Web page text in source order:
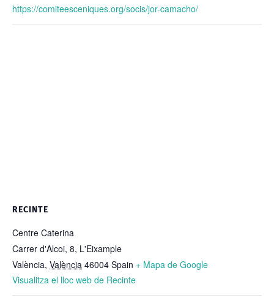
https://comiteesceniques.org/socis/jor-camacho/
RECINTE
Centre Caterina
Carrer d'Alcoi, 8, L'Eixample
València, València 46004 Spain + Mapa de Google
Visualitza el lloc web de Recinte